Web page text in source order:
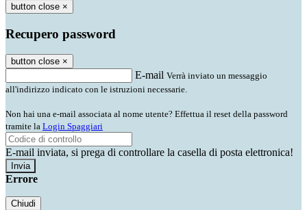
button close ×
Recupero password
button close ×
E-mail Verrà inviato un messaggio
all'indirizzo indicato con le istruzioni necessarie.
Non hai una e-mail associata al nome utente? Effettua il reset della password
tramite la Login Spaggiari
E-mail inviata, si prega di controllare la casella di posta elettronica!
Errore
Chiudi